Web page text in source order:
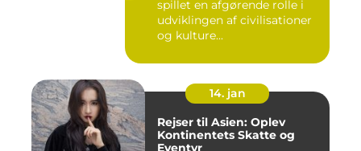
spillet en afgørende rolle i
udviklingen af civilisationer
og kulture...
14. jan
Rejser til Asien: Oplev
Kontinentets Skatte og
Eventyr